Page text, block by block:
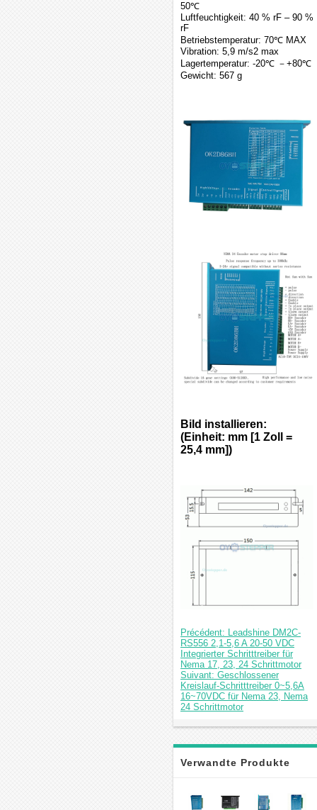
50℃
Luftfeuchtigkeit: 40 % rF – 90 %
rF
Betriebstemperatur: 70℃ MAX
Vibration: 5,9 m/s2 max
Lagertemperatur: -20℃ －+80℃
Gewicht: 567 g
Bild installieren:
(Einheit: mm [1 Zoll =
25,4 mm])
Précédent: Leadshine DM2C-
RS556 2,1-5,6 A 20-50 VDC
Integrierter Schritttreiber für
Nema 17, 23, 24 Schrittmotor
Suivant: Geschlossener
Kreislauf-Schritttreiber 0~5,6A
16~70VDC für Nema 23, Nema
24 Schrittmotor
Verwandte Produkte